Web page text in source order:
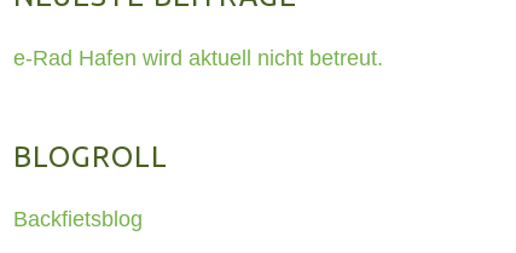
e-Rad Hafen wird aktuell nicht betreut.
BLOGROLL
Backfietsblog